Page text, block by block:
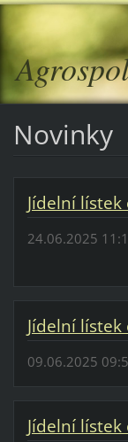
Novinky
Jídelní lístek
24.06.2025
Jídelní lístek
09.06.2025
Jídelní lístek